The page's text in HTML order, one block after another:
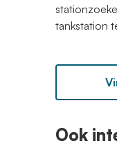
tankstation
Ook